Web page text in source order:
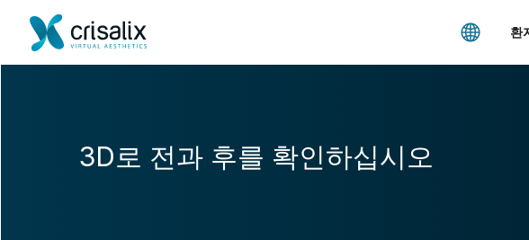
환
3D로 전과 후를 확인하십시오